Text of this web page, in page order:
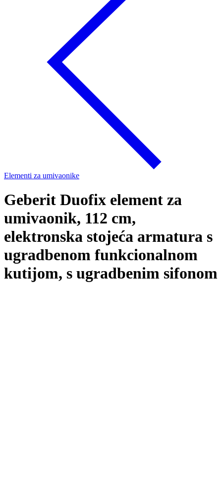
Elementi za umivaonike
Geberit Duofix element za
umivaonik, 112 cm,
elektronska stojeća armatura s
ugradbenom funkcionalnom
kutijom, s ugradbenim sifonom